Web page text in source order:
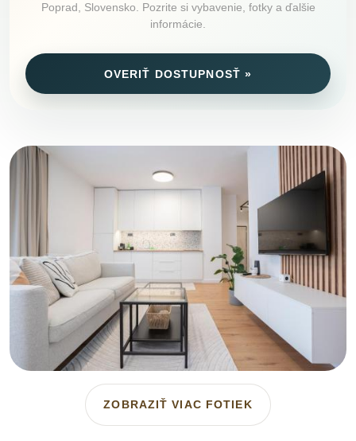
Poprad, Slovensko. Pozrite si vybavenie, fotky a ďalšie
informácie.
OVERIŤ DOSTUPNOSŤ »
ZOBRAZIŤ VIAC FOTIEK